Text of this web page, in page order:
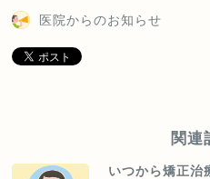
医院からのお知らせ
関連
いつから矯正治